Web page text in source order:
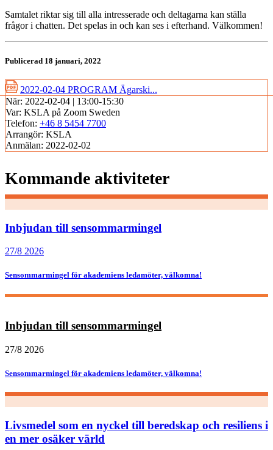
Samtalet riktar sig till alla intresserade och deltagarna kan ställa
frågor i chatten. Det spelas in och kan ses i efterhand. Välkommen!
Publicerad 18 januari, 2022
2022-02-04 PROGRAM Ägarski...
När: 2022-02-04 | 13:00-15:30
Var: KSLA på Zoom Sweden
Telefon: +46 8 5454 7700
Arrangör: KSLA
Anmälan: 2022-02-02
Kommande aktiviteter
Inbjudan till sensommarmingel
27/8 2026
Sensommarmingel för akademiens ledamöter, välkomna!
Inbjudan till sensommarmingel
27/8 2026
Sensommarmingel för akademiens ledamöter, välkomna!
Livsmedel som en nyckel till beredskap och resiliens i
en mer osäker värld